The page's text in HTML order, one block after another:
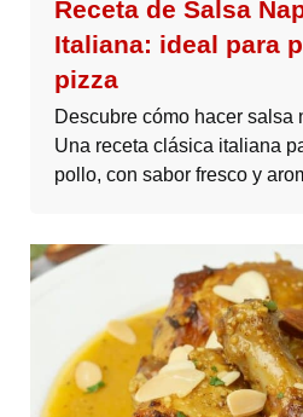
Receta de Salsa
Italiana: ideal para
pizza
Descubre cómo hacer salsa
Una receta clásica italiana
pollo, con sabor fresco y